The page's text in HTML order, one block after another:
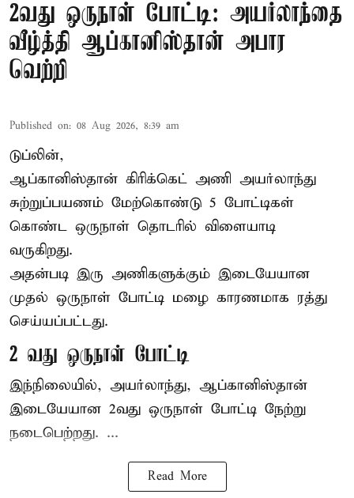
2வது ஒருநாள் போட்டி: அயர்லாந்தை
வீழ்த்தி ஆப்கானிஸ்தான் அபார
வெற்றி
Published on: 08 Aug 2026, 8:39 am
டுப்லின்,
ஆப்கானிஸ்தான் கிரிக்கெட் அணி அயர்லாந்து
சுற்றுப்பயணம் மேற்கொண்டு 5 போட்டிகள்
கொண்ட ஒருநாள் தொடரில் விளையாடி
வருகிறது.
அதன்படி இரு அணிகளுக்கும் இடையேயான
முதல் ஒருநாள் போட்டி மழை காரணமாக ரத்து
செய்யப்பட்டது.
2 வது ஒருநாள் போட்டி
இந்நிலையில், அயர்லாந்து, ஆப்கானிஸ்தான்
இடையேயான 2வது ஒருநாள் போட்டி நேற்று
நடைபெற்றது. ...
Read More